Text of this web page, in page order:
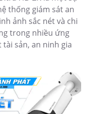
thống giám sát an
ảnh sắc nét và chi
trong nhiều ứng
sản, an ninh gia